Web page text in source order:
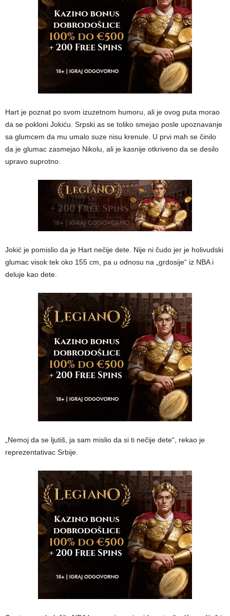
Hart je poznat po svom izuzetnom humoru, ali je ovog puta morao
da se pokloni Jokiću. Srpski as se toliko smejao posle upoznavanje
sa glumcem da mu umalo suze nisu krenule. U prvi mah se činilo
da je glumac zasmejao Nikolu, ali je kasnije otkriveno da se desilo
upravo suprotno.
Jokić je pomislio da je Hart nečije dete. Nije ni čudo jer je holivudski
glumac visok tek oko 155 cm, pa u odnosu na „grdosije“ iz NBA i
deluje kao dete.
„Nemoj da se ljutiš, ja sam mislio da si ti nečije dete“, rekao je
reprezentativac Srbije.